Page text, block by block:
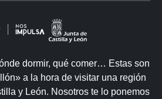
dormir, qué comer… Estas son
a la hora de visitar una región
y León. Nosotros te lo ponemos